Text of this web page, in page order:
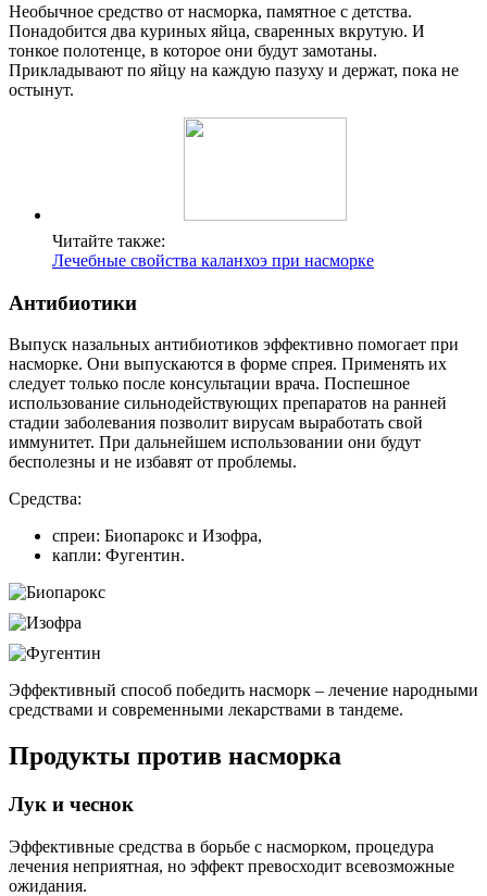
Необычное средство от насморка, памятное с детства.
Понадобится два куриных яйца, сваренных вкрутую. И
тонкое полотенце, в которое они будут замотаны.
Прикладывают по яйцу на каждую пазуху и держат, пока не
остынут.
Читайте также:
Лечебные свойства каланхоэ при насморке
Антибиотики
Выпуск назальных антибиотиков эффективно помогает при
насморке. Они выпускаются в форме спрея. Применять их
следует только после консультации врача. Поспешное
использование сильнодействующих препаратов на ранней
стадии заболевания позволит вирусам выработать свой
иммунитет. При дальнейшем использовании они будут
бесполезны и не избавят от проблемы.
Средства:
спреи: Биопарокс и Изофра,
капли: Фугентин.
Эффективный способ победить насморк – лечение народными
средствами и современными лекарствами в тандеме.
Продукты против насморка
Лук и чеснок
Эффективные средства в борьбе с насморком, процедура
лечения неприятная, но эффект превосходит всевозможные
ожидания.